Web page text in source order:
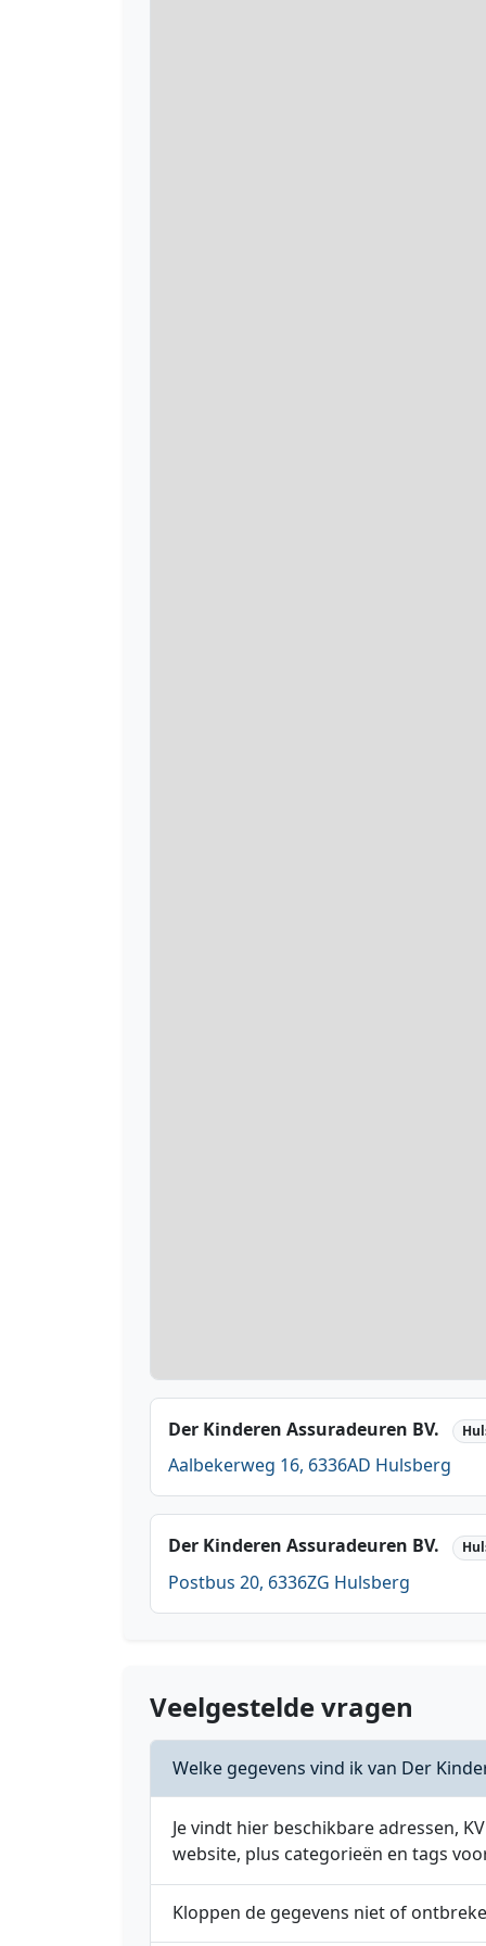
Der Kinderen Assuradeuren BV.
Aalbekerweg 16, 6336AD Hulsberg
Der Kinderen Assuradeuren BV.
Postbus 20, 6336ZG Hulsberg
Veelgestelde vragen
Welke gegevens vind ik van Der
Je vindt hier beschikbare adressen,
website, plus categorieën en tags
Kloppen de gegevens niet of